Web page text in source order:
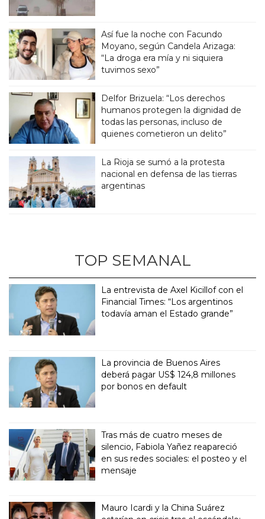
Así fue la noche con Facundo
Moyano, según Candela Arizaga:
“La droga era mía y ni siquiera
tuvimos sexo”
Delfor Brizuela: “Los derechos
humanos protegen la dignidad de
todas las personas, incluso de
quienes cometieron un delito”
La Rioja se sumó a la protesta
nacional en defensa de las tierras
argentinas
TOP SEMANAL
La entrevista de Axel Kicillof con el
Financial Times: “Los argentinos
todavía aman el Estado grande”
La provincia de Buenos Aires
deberá pagar US$ 124,8 millones
por bonos en default
Tras más de cuatro meses de
silencio, Fabiola Yañez reapareció
en sus redes sociales: el posteo y el
mensaje
Mauro Icardi y la China Suárez